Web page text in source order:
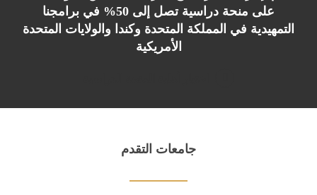
على منحة دراسية تصل إلى 50% في برامجنا
التمهيدية في المملكة المتحدة وكندا والولايات المتحدة
الأمريكية
جامعات التقدم